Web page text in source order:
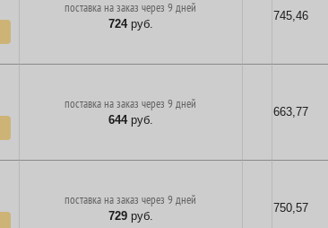
поставка на заказ через 9 дней
724руб.
745,46
поставка на заказ через 9 дней
644руб.
663,77
поставка на заказ через 9 дней
729руб.
750,57